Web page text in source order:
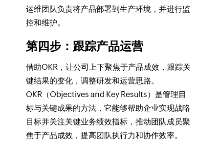
运维团队负责将产品部署到生产环境，并进行监
控和维护。
第四步：跟踪产品运营
借助OKR，让公司上下聚焦于产品成效，跟踪关
键结果的变化，调整研发和运营思路。
OKR（Objectives and Key Results）是管理目
标与关键成果的方法，它能够帮助企业实现战略
目标并关注关键业务绩效指标，推动团队成员聚
焦于产品成效，提高团队执行力和协作效率。